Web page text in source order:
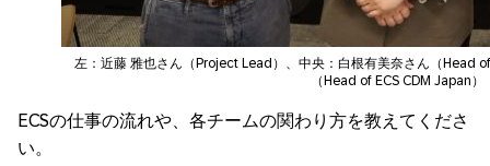
左：近藤 雅也さん（Project Lead）、中央：白根有美奈さん（Head
（Head of ECS CDM Japan）
ECSの仕事の流れや、各チームの関わり方を教えてくださ
い。